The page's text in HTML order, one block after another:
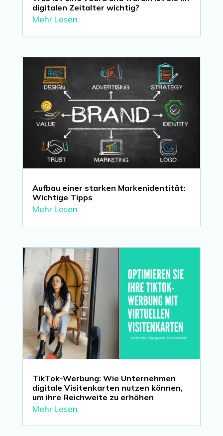
digitalen Zeitalter wichtig?
Mehr Lesen
Aufbau einer starken Markenidentität:
Wichtige Tipps
Mehr Lesen
TikTok-Werbung: Wie Unternehmen
digitale Visitenkarten nutzen können,
um ihre Reichweite zu erhöhen
Mehr Lesen